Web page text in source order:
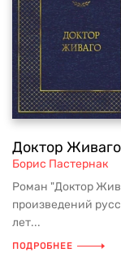
Доктор
Борис Пастернак
Роман "Доктор
произведений
лет...
ПОДРОБНЕЕ